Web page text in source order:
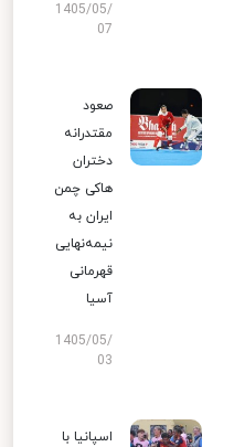
1405/05/
07
صعود
مقتدرانه
دختران
هاکی چمن
ایران به
نیمه‌نهایی
قهرمانی
آسیا
1405/05/
03
اسپانیا با